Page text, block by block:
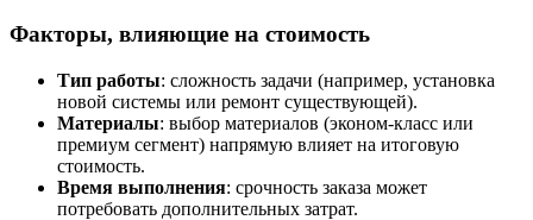
Факторы, влияющие на стоимость
Тип работы: сложность задачи (например, установка
новой системы или ремонт существующей).
Материалы: выбор материалов (эконом-класс или
премиум сегмент) напрямую влияет на итоговую
стоимость.
Время выполнения: срочность заказа может
потребовать дополнительных затрат.